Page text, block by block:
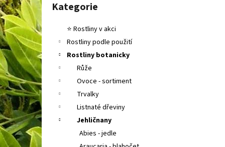
s
t
r
a
n
n
í
p
a
n
Přeskočit
kategorie
Kategorie
⭐ Rostliny v akci
Rostliny podle použití
Rostliny botanicky
Růže
Ovoce - sortiment
Trvalky
Listnaté dřeviny
Jehličnany
Abies - jedle